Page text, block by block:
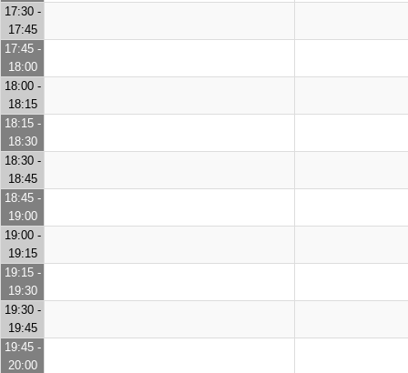
17:30 -
17:45
17:45 -
18:00
18:00 -
18:15
18:15 -
18:30
18:30 -
18:45
18:45 -
19:00
19:00 -
19:15
19:15 -
19:30
19:30 -
19:45
19:45 -
20:00